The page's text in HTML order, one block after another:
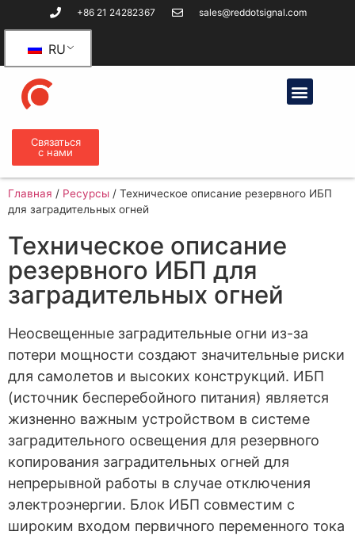
+86 21 24282367 sales@reddotsignal.com
RU
Связаться
с нами
Главная / Ресурсы / Техническое описание резервного ИБП
для заградительных огней
Техническое описание
резервного ИБП для
заградительных огней
Неосвещенные заградительные огни из-за
потери мощности создают значительные риски
для самолетов и высоких конструкций. ИБП
(источник бесперебойного питания) является
жизненно важным устройством в системе
заградительного освещения для резервного
копирования заградительных огней для
непрерывной работы в случае отключения
электроэнергии. Блок ИБП совместим с
широким входом первичного переменного тока